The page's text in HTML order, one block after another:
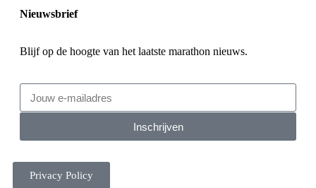
Nieuwsbrief
Blijf op de hoogte van het laatste marathon nieuws.
Inschrijven
Privacy Policy